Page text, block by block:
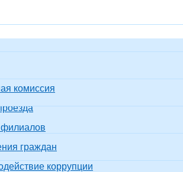
комиссия
граждан
коррупции